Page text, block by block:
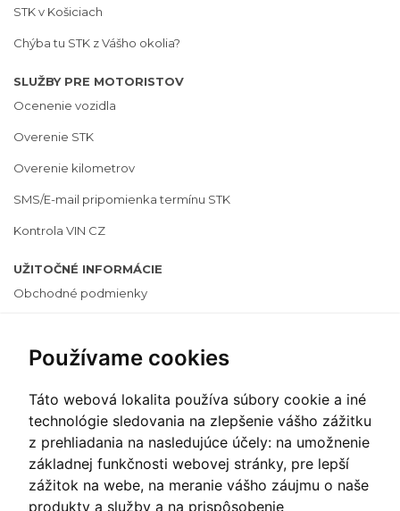
Používame cookies
Táto webová lokalita používa súbory cookie a iné
technológie sledovania na zlepšenie vášho zážitku
z prehliadania na nasledujúce účely: na umožnenie
základnej funkčnosti webovej stránky, pre lepší
zážitok na webe, na meranie vášho záujmu o naše
produkty a služby a na prispôsobenie
STK v Košiciach
Chýba tu STK z Vášho okolia?
SLUŽBY PRE MOTORISTOV
Ocenenie vozidla
Overenie STK
Overenie kilometrov
SMS/E-mail pripomienka termínu STK
Kontrola VIN CZ
UŽITOČNÉ INFORMÁCIE
Obchodné podmienky
Ochrana osobných údajov
Informácie o cookies
Zmeniť nastavenie cookies
PLATOBNÝ SYSTÉM